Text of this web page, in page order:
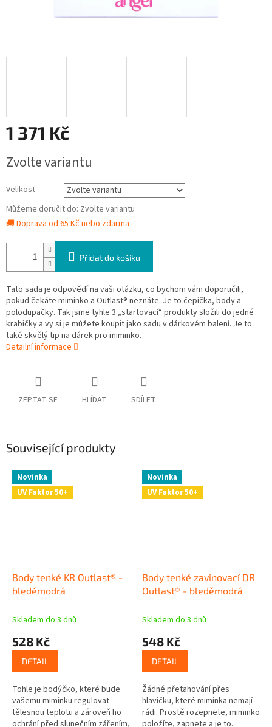
1 371 Kč
cena:
Zvolte variantu
Velikost
Můžeme doručit do: Zvolte variantu
🚚 Doprava od 65 Kč nebo zdarma
Přidat do košíku
Tato sada je odpovědí na vaši otázku, co bychom vám doporučili,
pokud čekáte miminko a Outlast® neznáte. Je to čepička, body a
polodupačky. Tak jsme tyhle 3 „startovací“ produkty složili do jedné
krabičky a vy si je můžete koupit jako sadu v dárkovém balení. Je to
také skvělý tip na dárek pro miminko.
Detailní informace
ZEPTAT SE HLÍDAT SDÍLET
Související produkty
Novinka
UV Faktor 50+
Body tenké KR Outlast® -
bleděmodrá
Skladem do 3 dnů
528 Kč
DETAIL
Tohle je bodýčko, které bude
vašemu miminku regulovat
tělesnou teplotu a zároveň ho
ochrání před slunečním zářením,
Novinka
UV Faktor 50+
Body tenké zavinovací DR
Outlast® - bleděmodrá
Skladem do 3 dnů
548 Kč
DETAIL
Žádné přetahování přes
hlavičku, které miminka nemají
rádi. Prostě rozepnete, miminko
položíte, zapnete a je to.